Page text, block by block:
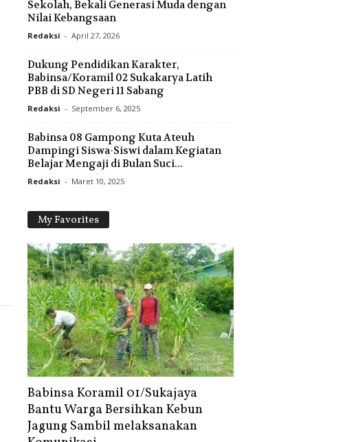
Sekolah, Bekali Generasi Muda dengan
Nilai Kebangsaan
Redaksi - April 27, 2026
Dukung Pendidikan Karakter,
Babinsa/Koramil 02 Sukakarya Latih
PBB di SD Negeri 11 Sabang
Redaksi - September 6, 2025
Babinsa 08 Gampong Kuta Ateuh
Dampingi Siswa-Siswi dalam Kegiatan
Belajar Mengaji di Bulan Suci...
Redaksi - Maret 10, 2025
My Favorites
Babinsa Koramil 01/Sukajaya
Bantu Warga Bersihkan Kebun
Jagung Sambil melaksanakan